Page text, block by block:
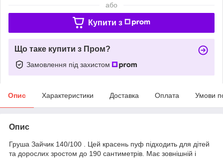
або
Купити з
Що таке купити з Пром?
Замовлення під захистом
Опис Характеристики Доставка Оплата Умови
Опис
Груша Зайчик 140/100 . Цей красень пуф підходить для дітей
та дорослих зростом до 190 сантиметрів. Має зовнішній і